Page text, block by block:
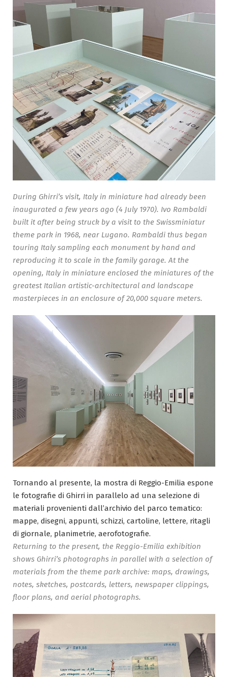
During Ghirri’s visit, Italy in miniature had already been
inaugurated a few years ago (4 July 1970). Ivo Rambaldi
built it after being struck by a visit to the Swissminiatur
theme park in 1968, near Lugano. Rambaldi thus began
touring Italy sampling each monument by hand and
reproducing it to scale in the family garage. At the
opening, Italy in miniature enclosed the miniatures of the
greatest Italian artistic-architectural and landscape
masterpieces in an enclosure of 20,000 square meters.
Tornando al presente, la mostra di Reggio-Emilia espone
le fotografie di Ghirri in parallelo ad una selezione di
materiali provenienti dall’archivio del parco tematico:
mappe, disegni, appunti, schizzi, cartoline, lettere, ritagli
di giornale, planimetrie, aerofotografie.
Returning to the present, the Reggio-Emilia exhibition
shows Ghirri’s photographs in parallel with a selection of
materials from the theme park archive: maps, drawings,
notes, sketches, postcards, letters, newspaper clippings,
floor plans, and aerial photographs.